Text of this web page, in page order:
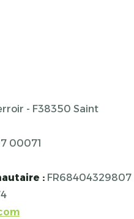
- F38350 Saint
00071
: FR68404329807